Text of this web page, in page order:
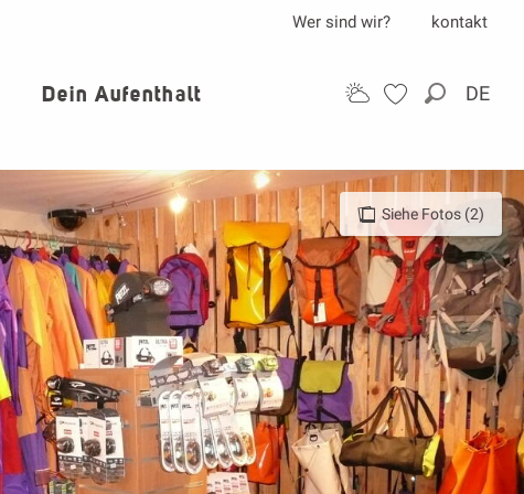
Suche
DE
Wer sind wir? kontakt
Dein Aufenthalt
Siehe Fotos (2)